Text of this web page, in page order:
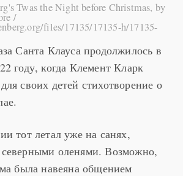
Twas the Night before Christmas, by
/
files/17135/17135-h/17135-
Санта Клауса продолжилось в
году, когда Клемент Кларк
своих детей стихотворение о
тот летал уже на санях,
оленями. Возможно,
была навеяна общением